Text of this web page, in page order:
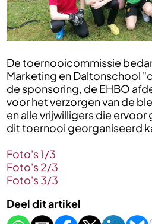
De toernooicommissie
Marketing en Daltonschool
de sponsoring, de EHBO
voor het verzorgen van de
en alle vrijwilligers die
dit toernooi georganiseerd
Foto's 1/3
Foto's 2/3
Foto's 3/3
Deel dit artikel